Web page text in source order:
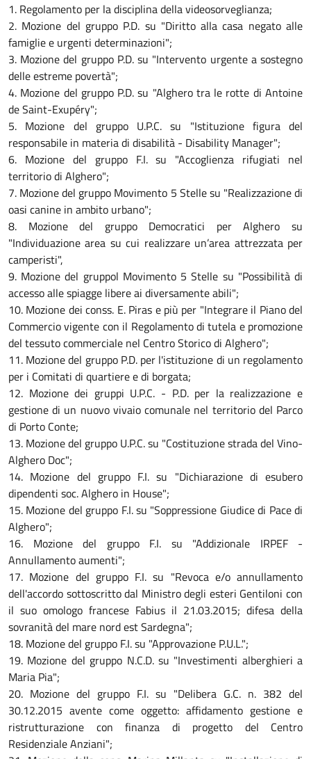
1. Regolamento per la disciplina della videosorveglianza;
2. Mozione del gruppo P.D. su "Diritto alla casa negato alle
famiglie e urgenti determinazioni";
3. Mozione del gruppo P.D. su "Intervento urgente a sostegno
delle estreme povertà";
4. Mozione del gruppo P.D. su "Alghero tra le rotte di Antoine
de Saint-Exupéry";
5. Mozione del gruppo U.P.C. su "Istituzione figura del
responsabile in materia di disabilità - Disability Manager";
6. Mozione del gruppo F.I. su "Accoglienza rifugiati nel
territorio di Alghero";
7. Mozione del gruppo Movimento 5 Stelle su "Realizzazione di
oasi canine in ambito urbano";
8. Mozione del gruppo Democratici per Alghero su
"Individuazione area su cui realizzare un’area attrezzata per
camperisti",
9. Mozione del gruppol Movimento 5 Stelle su "Possibilità di
accesso alle spiagge libere ai diversamente abili";
10. Mozione dei conss. E. Piras e più per "Integrare il Piano del
Commercio vigente con il Regolamento di tutela e promozione
del tessuto commerciale nel Centro Storico di Alghero";
11. Mozione del gruppo P.D. per l'istituzione di un regolamento
per i Comitati di quartiere e di borgata;
12. Mozione dei gruppi U.P.C. - P.D. per la realizzazione e
gestione di un nuovo vivaio comunale nel territorio del Parco
di Porto Conte;
13. Mozione del gruppo U.P.C. su "Costituzione strada del Vino-
Alghero Doc";
14. Mozione del gruppo F.I. su "Dichiarazione di esubero
dipendenti soc. Alghero in House";
15. Mozione del gruppo F.I. su "Soppressione Giudice di Pace di
Alghero";
16. Mozione del gruppo F.I. su "Addizionale IRPEF -
Annullamento aumenti";
17. Mozione del gruppo F.I. su "Revoca e/o annullamento
dell'accordo sottoscritto dal Ministro degli esteri Gentiloni con
il suo omologo francese Fabius il 21.03.2015; difesa della
sovranità del mare nord est Sardegna";
18. Mozione del gruppo F.I. su "Approvazione P.U.L.";
19. Mozione del gruppo N.C.D. su "Investimenti alberghieri a
Maria Pia";
20. Mozione del gruppo F.I. su "Delibera G.C. n. 382 del
30.12.2015 avente come oggetto: affidamento gestione e
ristrutturazione con finanza di progetto del Centro
Residenziale Anziani";